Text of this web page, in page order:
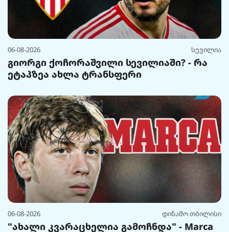
06-08-2026 სევილია
გიორგი ქოჩორაშვილი სევილიაში? - რა
ეტაპზეა ახლა ტრანსფერი
06-08-2026 დინამო თბილისი
"ახალი კვარაცხელია გამოჩნდა" - Marca